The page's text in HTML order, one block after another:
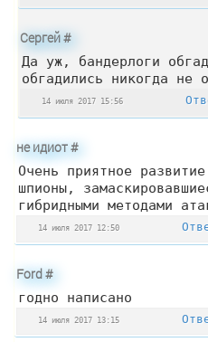
Сергей#
Да уж, бандерлоги
обгадились никогда не
14 июля 2017 15:56
не идиот#
Очень приятное
шпионы,
гибридными методами
14 июля 2017 12:50
Ford#
годно написано
14 июля 2017 13:15